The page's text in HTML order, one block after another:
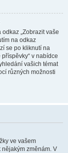
„Zobrazit vaše
na odkaz
se po kliknutí na
v nabídce
vašich témat
různých možnosti
ve vašem
změnám. V